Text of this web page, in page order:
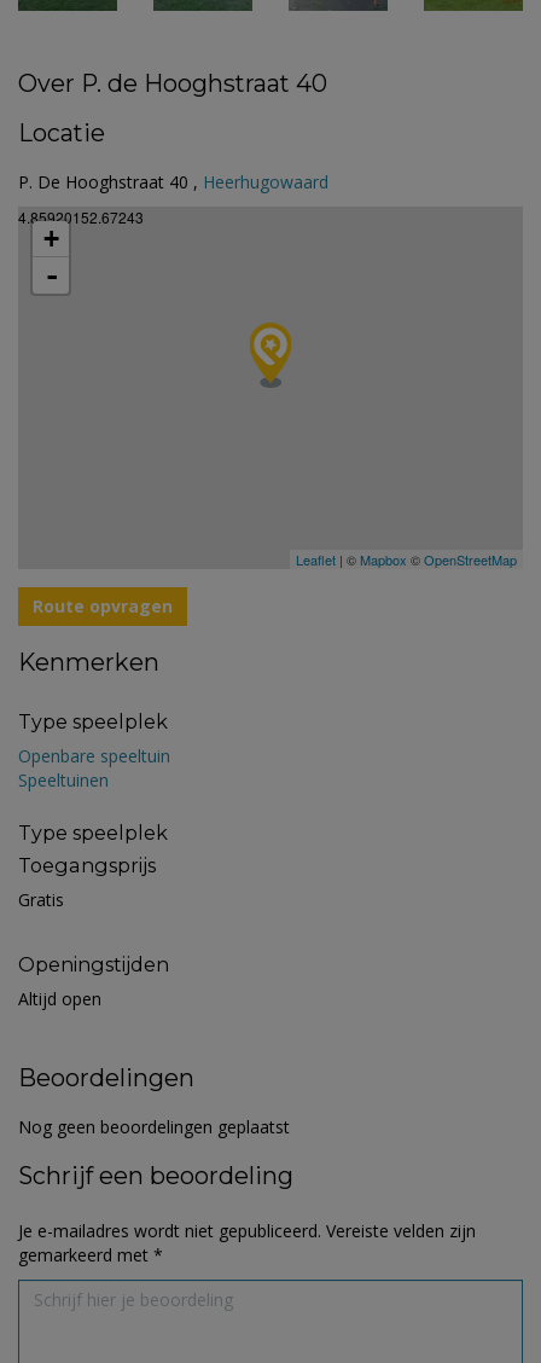
Over P. de Hooghstraat 40
Locatie
P. De Hooghstraat 40 , Heerhugowaard
4.85920152.67243
+
-
Leaflet | © Mapbox ©OpenStreetMap
Route opvragen
Kenmerken
Type speelplek
Openbare speeltuin
Speeltuinen
Type speelplek
Toegangsprijs
Gratis
Openingstijden
Altijd open
Beoordelingen
Nog geen beoordelingen geplaatst
Schrijf een beoordeling
Je e-mailadres wordt niet gepubliceerd. Vereiste velden zijn
gemarkeerd met *